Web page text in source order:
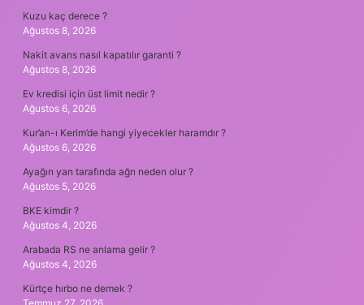
Kuzu kaç derece ?
Ağustos 8, 2026
Nakit avans nasıl kapatılır garanti ?
Ağustos 8, 2026
Ev kredisi için üst limit nedir ?
Ağustos 6, 2026
Kur’an-ı Kerim’de hangi yiyecekler haramdır ?
Ağustos 6, 2026
Ayağın yan tarafında ağrı neden olur ?
Ağustos 5, 2026
BKE kimdir ?
Ağustos 4, 2026
Arabada RS ne anlama gelir ?
Ağustos 4, 2026
Kürtçe hırbo ne demek ?